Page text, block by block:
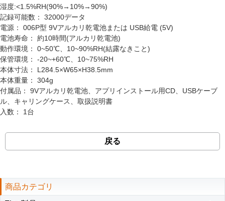
湿度:<1.5%RH(90%→10%→90%)
記録可能数： 32000データ
電源： 006P型 9Vアルカリ乾電池または USB給電 (5V)
電池寿命： 約10時間(アルカリ乾電池)
動作環境： 0~50℃、10~90%RH(結露なきこと)
保管環境： -20~+60℃、10~75%RH
本体寸法： L284.5×W65×H38.5mm
本体重量： 304g
付属品： 9Vアルカリ乾電池、アプリインストール用CD、USBケーブ
ル、キャリングケース、取扱説明書
入数： 1台
戻る
商品カテゴリ